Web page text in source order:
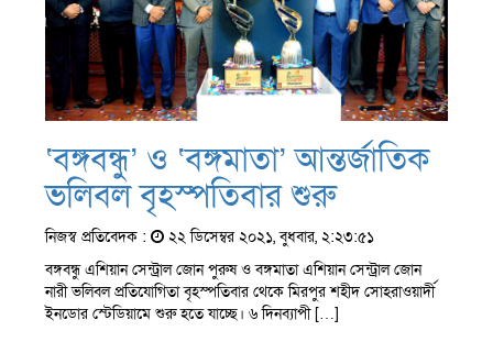
‘বঙ্গবন্ধু’ ও ‘বঙ্গমাতা’ আন্তর্জাতিক
ভলিবল বৃহস্পতিবার শুরু
নিজস্ব প্রতিবেদক :
২২ ডিসেম্বর ২০২১, বুধবার, ২:২৩:৫১
বঙ্গবন্ধু এশিয়ান সেন্ট্রাল জোন পুরুষ ও বঙ্গমাতা এশিয়ান সেন্ট্রাল জোন
নারী ভলিবল প্রতিযোগিতা বৃহস্পতিবার থেকে মিরপুর শহীদ সোহরাওয়ার্দী
ইনডোর স্টেডিয়ামে শুরু হতে যাচ্ছে। ৬ দিনব্যাপী […]